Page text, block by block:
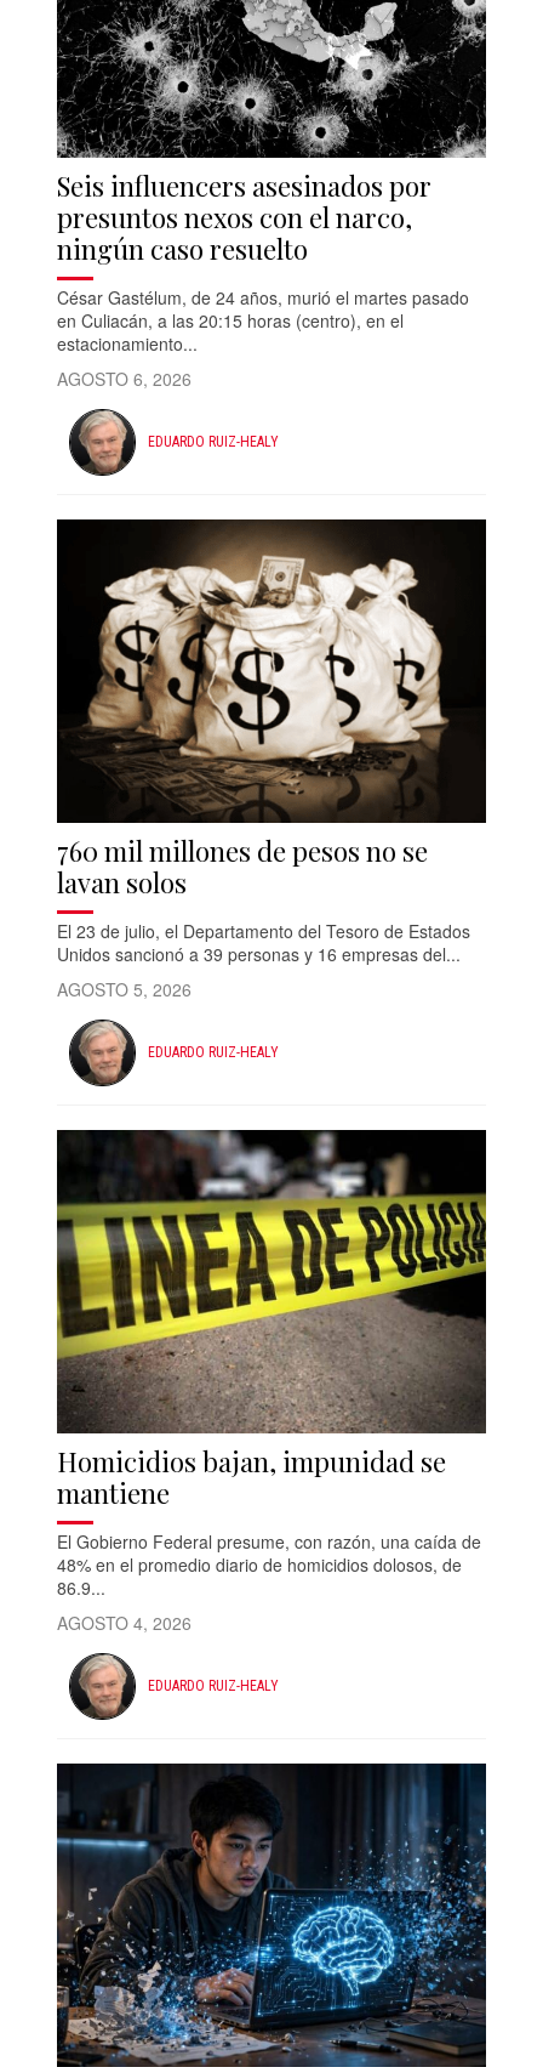
Seis influencers asesinados por
presuntos nexos con el narco,
ningún caso resuelto
César Gastélum, de 24 años, murió el martes pasado
en Culiacán, a las 20:15 horas (centro), en el
estacionamiento...
AGOSTO 6, 2026
EDUARDO RUIZ-HEALY
760 mil millones de pesos no se
lavan solos
El 23 de julio, el Departamento del Tesoro de Estados
Unidos sancionó a 39 personas y 16 empresas del...
AGOSTO 5, 2026
EDUARDO RUIZ-HEALY
Homicidios bajan, impunidad se
mantiene
El Gobierno Federal presume, con razón, una caída de
48% en el promedio diario de homicidios dolosos, de
86.9...
AGOSTO 4, 2026
EDUARDO RUIZ-HEALY